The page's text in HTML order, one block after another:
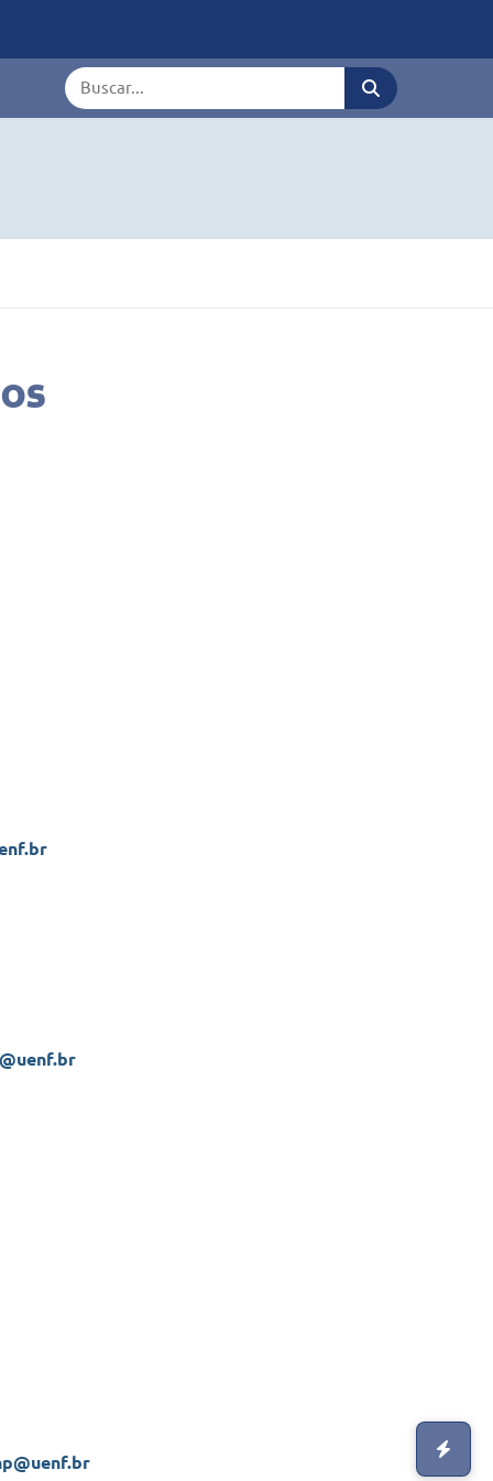
Termo de busca